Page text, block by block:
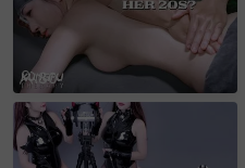
80
sentinelEnd